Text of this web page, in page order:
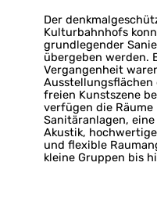
Der
Kulturbahnhofs
grundlegender
übergeben werden.
Vergangenheit
freien Kunstszene
verfügen die
Sanitäranlagen,
Akustik,
und flexible
kleine Gruppen bis